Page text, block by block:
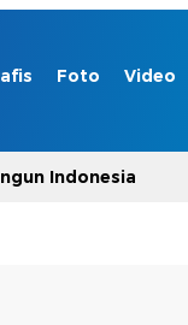
Foto Video
Indonesia